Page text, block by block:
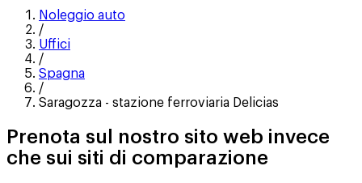
Noleggio auto
/
Uffici
/
Spagna
/
Saragozza - stazione ferroviaria Delicias
Prenota sul nostro sito web invece
che sui siti di comparazione